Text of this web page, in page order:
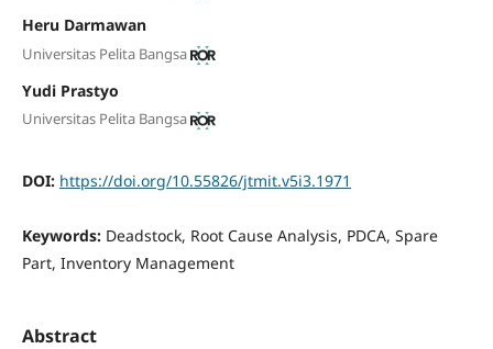
Heru Darmawan
Universitas Pelita Bangsa
Yudi Prastyo
Universitas Pelita Bangsa
DOI: https://doi.org/10.55826/jtmit.v5i3.1971
Keywords: Deadstock, Root Cause Analysis, PDCA, Spare
Part, Inventory Management
Abstract